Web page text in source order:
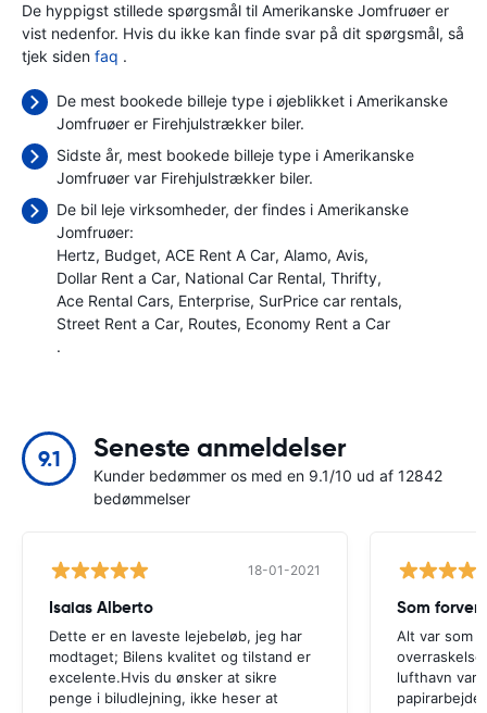
De hyppigst stillede spørgsmål til Amerikanske Jomfruøer er
vist nedenfor. Hvis du ikke kan finde svar på dit spørgsmål, så
tjek siden faq .
De mest bookede billeje type i øjeblikket i Amerikanske
Jomfruøer er Firehjulstrækker biler.
Sidste år, mest bookede billeje type i Amerikanske
Jomfruøer var Firehjulstrækker biler.
De bil leje virksomheder, der findes i Amerikanske
Jomfruøer:
Hertz Budget ACE Rent A Car Alamo Avis
Dollar Rent a Car National Car Rental Thrifty
Ace Rental Cars Enterprise SurPrice car rentals
Street Rent a Car Routes Economy Rent a Car
.
9.1 Seneste anmeldelser
Kunder bedømmer os med en 9.1/10 ud af 12842
bedømmelser
18-01-2021
Isaias Alberto
Dette er en laveste lejebeløb, jeg har
modtaget; Bilens kvalitet og tilstand er
excelente.Hvis du ønsker at sikre
penge i biludlejning, ikke heser at
Som
Alt var som
lufthavn var